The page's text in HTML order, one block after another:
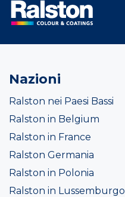
Nazioni
Ralston nei Paesi Bassi
Ralston in Belgium
Ralston in France
Ralston Germania
Ralston in Polonia
Ralston in Lussemburgo